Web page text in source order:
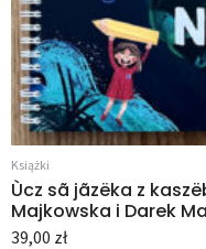
Książki
Ùcz sã jãzëka z
Majkowska i Darek
39,00 zł